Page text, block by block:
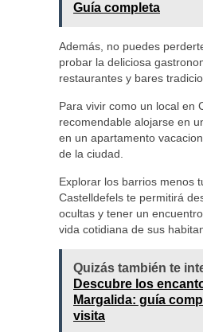
Guía completa
Además, no puedes
probar la deliciosa
restaurantes y bares
Para vivir como un local en
recomendable alojarse en
en un apartamento
de la ciudad.
Explorar los barrios menos
Castelldefels te permitirá
ocultas y tener un
vida cotidiana de sus
Quizás también te
Descubre los
Margalida: guía
visita